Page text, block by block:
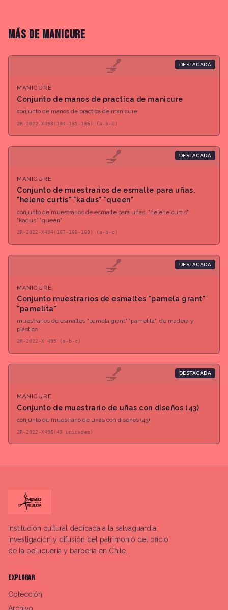
MÁS DE MANICURE
💅 DESTACADA
MANICURE
Conjunto de manos de practica de manicure
conjunto de manos de practica de manicure
2R-2022-X493(184-185-186) (a-b-c)
💅 DESTACADA
MANICURE
Conjunto de muestrarios de esmalte para uñas,
"helene curtis" "kadus" "queen"
conjunto de muestrarios de esmalte para uñas, "helene curtis"
"kadus" "queen"
2R-2022-X494(167-168-169) (a-b-c)
💅 DESTACADA
MANICURE
Conjunto muestrarios de esmaltes "pamela grant"
"pamelita"
muestrarios de esmaltes "pamela grant" "pamelita", de madera y
plastico
2R-2022-X 495 (a-b-c)
💅 DESTACADA
MANICURE
Conjunto de muestrario de uñas con diseños (43)
conjunto de muestrario de uñas con diseños (43)
2R-2022-X496(43 unidades)
Institución cultural dedicada a la salvaguardia,
investigación y difusión del patrimonio del oficio
de la peluquería y barbería en Chile.
EXPLORAR
Colección